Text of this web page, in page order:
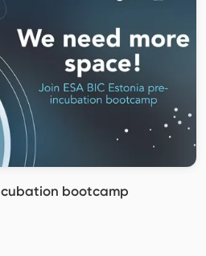
bootcamp